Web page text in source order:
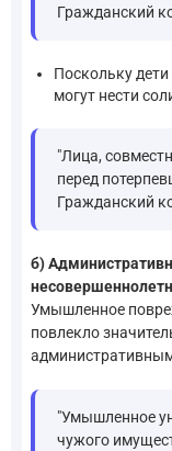
Гражданский
Поскольку
могут нести
"Лица,
перед
Гражданский
б)
Умышленное
повлекло
"Умышленное
чужого